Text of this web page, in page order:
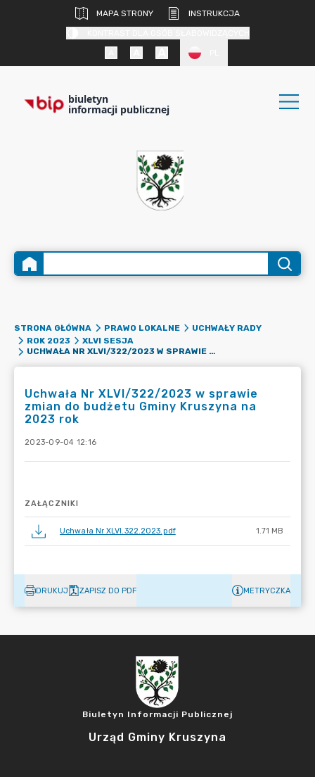
MAPA STRONY
INSTRUKCJA
biuletyn
informacji publicznej
STRONA GŁÓWNA PRAWO LOKALNE
UCHWAŁY RADY
ROK 2023
XLVI SESJA
UCHWAŁA NR XLVI/322/2023 W SPRAWIE ZMIAN DO BUDŻETU GMINY KRUSZYNA NA 2023 ROK
Uchwała Nr XLVI/322/2023 w sprawie
zmian do budżetu Gminy Kruszyna na
2023 rok
2023-09-04 12:16
ZAŁĄCZNIKI
Uchwała Nr XLVI.322.2023.pdf 1.71 MB
DRUKUJ ZAPISZ DO PDF METRYCZKA
Biuletyn Informacji Publicznej
Urząd Gminy Kruszyna